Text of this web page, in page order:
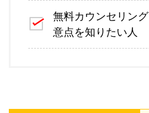
無料カウンセリン
意点を知りたい人